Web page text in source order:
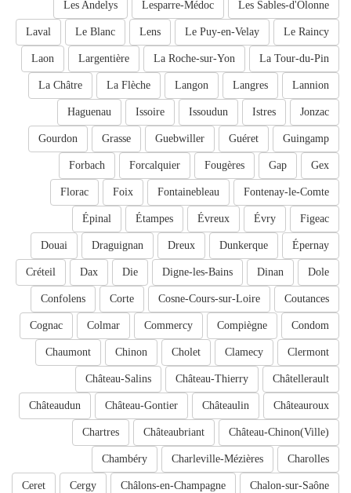
Les Sables-d'Olonne
Lesparre-Médoc
Les Andelys
Le Raincy
Le Puy-en-Velay
Lens
Le Blanc
Laval
La Tour-du-Pin
La Roche-sur-Yon
Largentière
Laon
Lannion
Langres
Langon
La Flèche
La Châtre
Jonzac
Istres
Issoudun
Issoire
Haguenau
Guingamp
Guéret
Guebwiller
Grasse
Gourdon
Gex
Gap
Fougères
Forcalquier
Forbach
Fontenay-le-Comte
Fontainebleau
Foix
Florac
Figeac
Évry
Évreux
Étampes
Épinal
Épernay
Dunkerque
Dreux
Draguignan
Douai
Dole
Dinan
Digne-les-Bains
Die
Dax
Créteil
Coutances
Cosne-Cours-sur-Loire
Corte
Confolens
Condom
Compiègne
Commercy
Colmar
Cognac
Clermont
Clamecy
Cholet
Chinon
Chaumont
Châtellerault
Château-Thierry
Château-Salins
Châteauroux
Châteaulin
Château-Gontier
Châteaudun
Château-Chinon(Ville)
Châteaubriant
Chartres
Charolles
Charleville-Mézières
Chambéry
Chalon-sur-Saône
Châlons-en-Champagne
Cergy
Ceret